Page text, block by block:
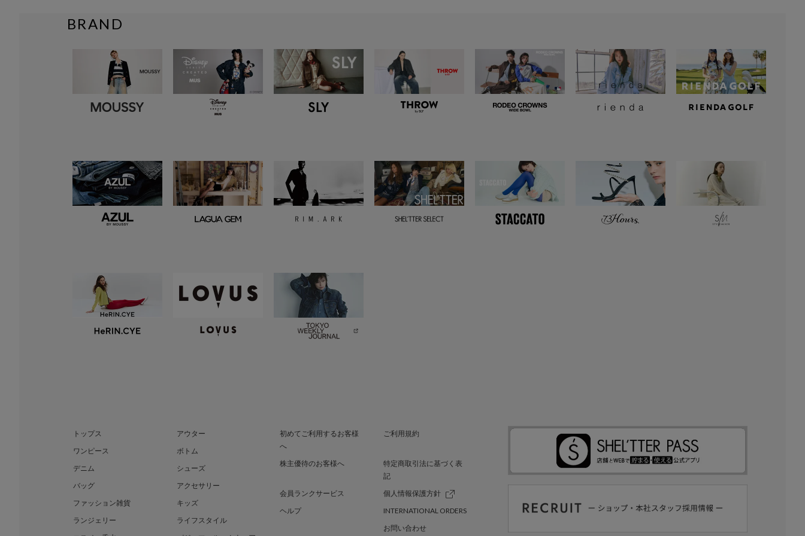
BRAND
トップス
アウター
ワンピース
ボトム
デニム
シューズ
バッグ
アクセサリー
ファッション雑貨
キッズ
ランジェリー
ライフスタイル
初めてご利用するお客様
へ
ご利用規約
株主優待のお客様へ
特定商取引法に基づく表
記
会員ランクサービス
個人情報保護方針
ヘルプ
INTERNATIONAL ORDERS
お問い合わせ